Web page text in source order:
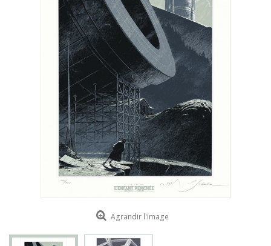
SCHUITEN - ZILLER
SCHUITEN - LI KUNWU
ALAIN GOFFIN
LUC SCHUITEN
ROMAIN RENARD
DAVID MERVEILLE
Agrandir l'image